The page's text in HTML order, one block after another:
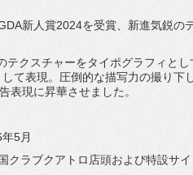
新人賞2024を受賞、新進気鋭の
テクスチャーをタイポグラフィと
して表現。 圧倒的な描写力の撮り下
表現に昇華させました。
5月
クラブクアトロ店頭および特設サ